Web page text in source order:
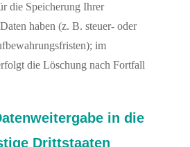
die Speicherung Ihrer
haben (z. B. steuer- oder
im
die Löschung nach Fortfall
in die
Drittstaaten